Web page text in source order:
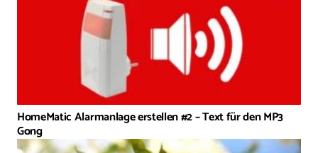
HomeMatic Alarmanlage erstellen #2 – Text für den MP3
Gong